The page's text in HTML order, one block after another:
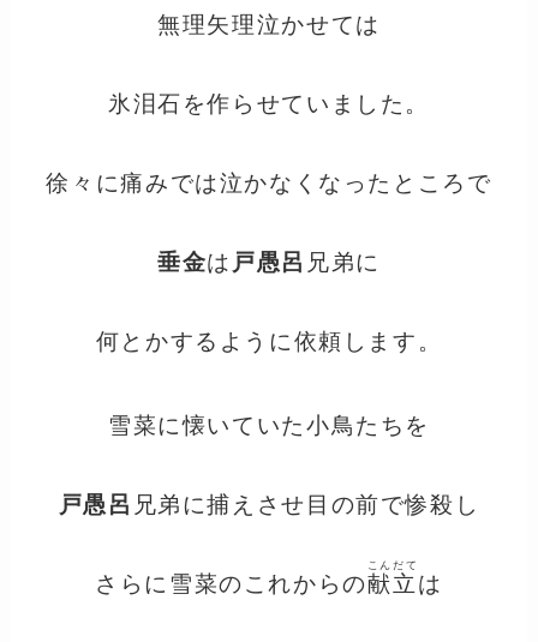
無理矢理泣かせては
氷泪石を作らせていました。
徐々に痛みでは泣かなくなったところで
垂金は 戸愚呂 兄弟に
何とかするように依頼します。
雪菜に懐いていた小鳥たちを
戸愚呂 兄弟に捕えさせ目の前で惨殺し
さらに雪菜のこれからの献立
こんだて
は